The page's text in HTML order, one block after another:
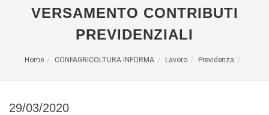
VERSAMENTO CONTRIBUTI
PREVIDENZIALI
Home CONFAGRICOLTURA INFORMA Lavoro Previdenza
29/03/2020